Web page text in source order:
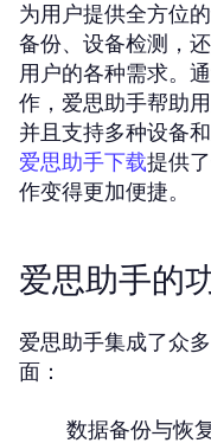
为用户提供全方位
备份、设备检测，
用户的各种需求。
作，爱思助手帮助
并且支持多种设备
爱思助手下载提供
作变得更加便捷。
爱思助手的
爱思助手集成了众
面：
数据备份与恢